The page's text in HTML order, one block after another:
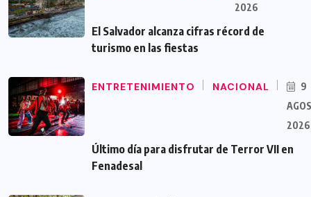
2026
El Salvador alcanza cifras récord de
turismo en las fiestas
ENTRETENIMIENTO NACIONAL
9
2026
Último día para disfrutar de Terror VII en
Fenadesal